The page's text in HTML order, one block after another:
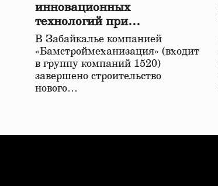
инновационных
технологий при
строительстве нового моста
в Забайкалье
В Забайкалье компанией
«Бамстроймеханизация» (входит
в группу компаний 1520)
завершено строительство
нового…